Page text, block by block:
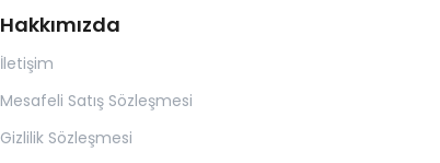
Hakkımızda
İletişim
Mesafeli Satış Sözleşmesi
Gizlilik Sözleşmesi